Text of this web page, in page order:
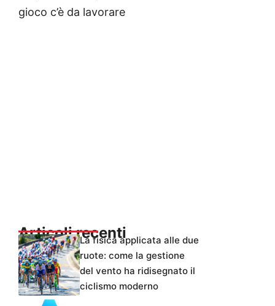
gioco c’è da lavorare
Articoli recentiLa fisica applicata alle due
ruote: come la gestione
del vento ha ridisegnato il
ciclismo moderno